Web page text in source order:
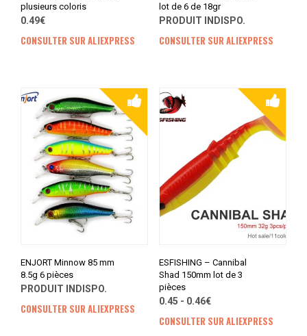
plusieurs coloris
0.49€
CONSULTER SUR ALIEXPRESS
lot de 6 de 18gr
PRODUIT INDISPO.
CONSULTER SUR ALIEXPRESS
ENJORT Minnow 85 mm
8.5g 6 pièces
PRODUIT INDISPO.
CONSULTER SUR ALIEXPRESS
ESFISHING – Cannibal
Shad 150mm lot de 3
pièces
0.45 - 0.46€
CONSULTER SUR ALIEXPRESS